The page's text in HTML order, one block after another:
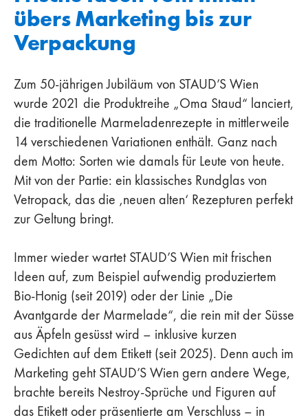
übers Marketing bis zur
Verpackung
Zum 50-jährigen Jubiläum von STAUD’S Wien
wurde 2021 die Produktreihe „Oma Staud“ lanciert,
die traditionelle Marmeladenrezepte in mittlerweile
14 verschiedenen Variationen enthält. Ganz nach
dem Motto: Sorten wie damals für Leute von heute.
Mit von der Partie: ein klassisches Rundglas von
Vetropack, das die ‚neuen alten‘ Rezepturen perfekt
zur Geltung bringt.
Immer wieder wartet STAUD’S Wien mit frischen
Ideen auf, zum Beispiel aufwendig produziertem
Bio-Honig (seit 2019) oder der Linie „Die
Avantgarde der Marmelade“, die rein mit der Süsse
aus Äpfeln gesüsst wird – inklusive kurzen
Gedichten auf dem Etikett (seit 2025). Denn auch im
Marketing geht STAUD’S Wien gern andere Wege,
brachte bereits Nestroy-Sprüche und Figuren auf
das Etikett oder präsentierte am Verschluss – in